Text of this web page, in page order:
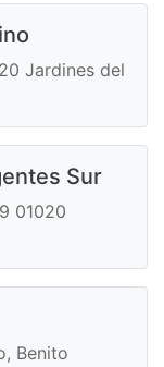
Jardines del
Sur
01020
Benito